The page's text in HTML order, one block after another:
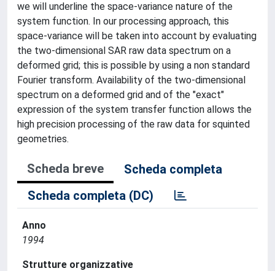
we will underline the space-variance nature of the
system function. In our processing approach, this
space-variance will be taken into account by evaluating
the two-dimensional SAR raw data spectrum on a
deformed grid; this is possible by using a non standard
Fourier transform. Availability of the two-dimensional
spectrum on a deformed grid and of the "exact"
expression of the system transfer function allows the
high precision processing of the raw data for squinted
geometries.
Scheda breve
Scheda completa
Scheda completa (DC)
Anno
1994
Strutture organizzative